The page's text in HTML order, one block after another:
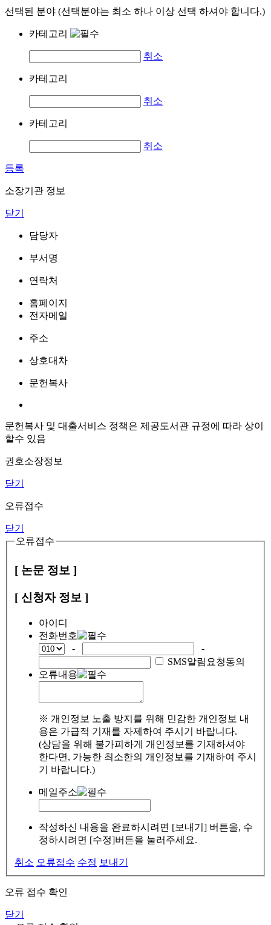
선택된 분야 (선택분야는 최소 하나 이상 선택 하셔야 합니다.)
카테고리
취소
카테고리
취소
카테고리
취소
등록
소장기관 정보
닫기
담당자
부서명
연락처
홈페이지
전자메일
주소
상호대차
문헌복사
문헌복사 및 대출서비스 정책은 제공도서관 규정에 따라 상이
할수 있음
권호소장정보
닫기
오류접수
닫기
오류접수
[ 논문 정보 ]
[ 신청자 정보 ]
아이디
전화번호
-
-
SMS알림요청동의
오류내용
※ 개인정보 노출 방지를 위해 민감한 개인정보 내
용은 가급적 기재를 자제하여 주시기 바랍니다.
(상담을 위해 불가피하게 개인정보를 기재하셔야
한다면, 가능한 최소한의 개인정보를 기재하여 주시
기 바랍니다.)
메일주소
작성하신 내용을 완료하시려면 [보내기] 버튼을, 수
정하시려면 [수정]버튼을 눌러주세요.
취소 오류접수 수정 보내기
오류 접수 확인
닫기